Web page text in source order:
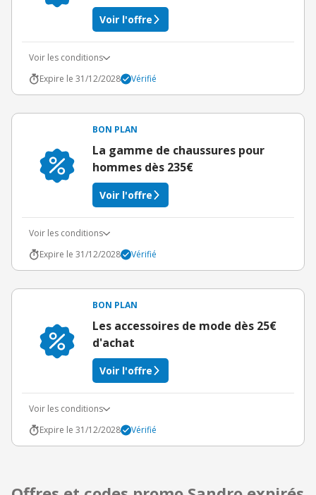
Voir l'offre
Voir les conditions
Expire le 31/12/2028
Vérifié
BON PLAN
La gamme de chaussures pour
hommes dès 235€
Voir l'offre
Voir les conditions
Expire le 31/12/2028
Vérifié
BON PLAN
Les accessoires de mode dès 25€
d'achat
Voir l'offre
Voir les conditions
Expire le 31/12/2028
Vérifié